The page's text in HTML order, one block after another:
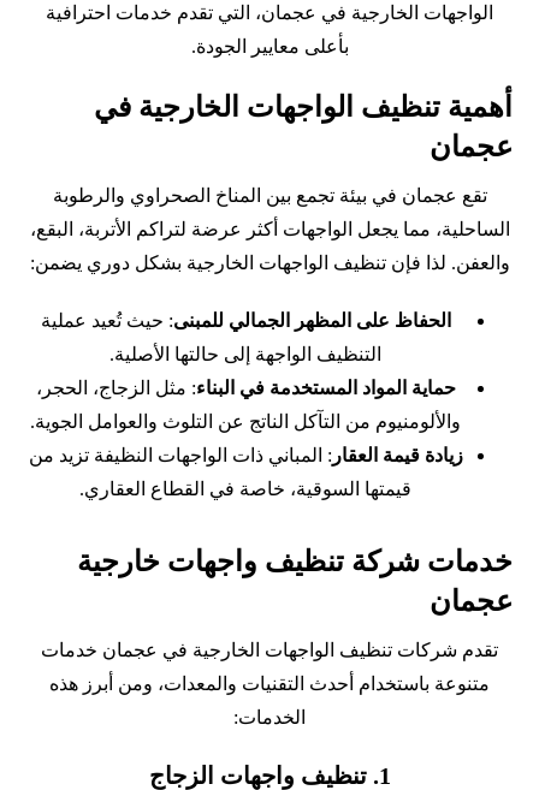
الواجهات الخارجية في عجمان، التي تقدم خدمات احترافية
بأعلى معايير الجودة.
أهمية تنظيف الواجهات الخارجية في
عجمان
تقع عجمان في بيئة تجمع بين المناخ الصحراوي والرطوبة
الساحلية، مما يجعل الواجهات أكثر عرضة لتراكم الأتربة، البقع،
والعفن. لذا فإن تنظيف الواجهات الخارجية بشكل دوري يضمن:
الحفاظ على المظهر الجمالي للمبنى: حيث تُعيد عملية
التنظيف الواجهة إلى حالتها الأصلية.
حماية المواد المستخدمة في البناء: مثل الزجاج، الحجر،
والألومنيوم من التآكل الناتج عن التلوث والعوامل الجوية.
زيادة قيمة العقار : المباني ذات الواجهات النظيفة تزيد من
قيمتها السوقية، خاصة في القطاع العقاري.
خدمات شركة تنظيف واجهات خارجية
عجمان
تقدم شركات تنظيف الواجهات الخارجية في عجمان خدمات
متنوعة باستخدام أحدث التقنيات والمعدات، ومن أبرز هذه
الخدمات:
1. تنظيف واجهات الزجاج